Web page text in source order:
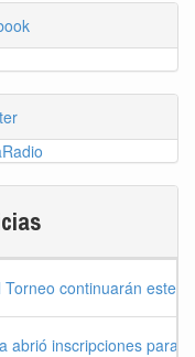
continuarán este
abrió inscripciones para